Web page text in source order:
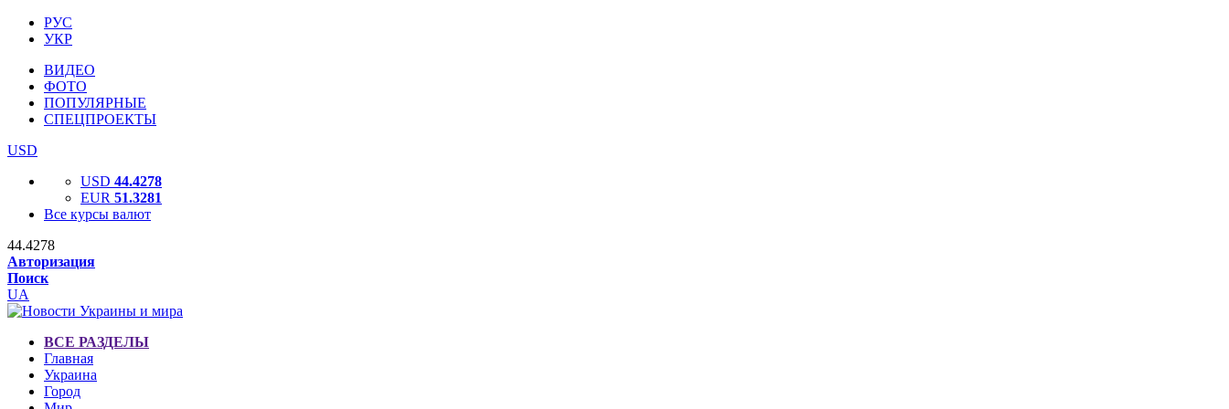
РУС
УКР
ВИДЕО
ФОТО
ПОПУЛЯРНЫЕ
СПЕЦПРОЕКТЫ
USD
USD 44.4278
EUR 51.3281
Все курсы валют
44.4278
Авторизация
Поиск
UA
ВСЕ РАЗДЕЛЫ
Главная
Украина
Город